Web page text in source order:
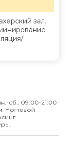
зал.
сб.: 09:00-21:00
Ногтевой